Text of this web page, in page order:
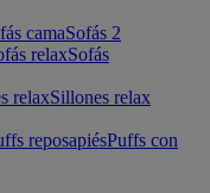
camaSofás 2
relaxSofás
relaxSillones relax
reposapiésPuffs con